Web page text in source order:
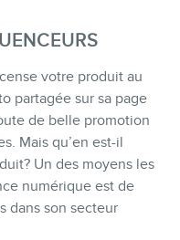
votre produit au
partagée sur sa page
de belle promotion
Mais qu’en est-il
Un des moyens les
numérique est de
dans son secteur